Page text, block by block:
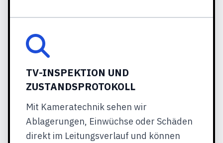
TV-INSPEKTION UND
ZUSTANDSPROTOKOLL
Mit Kameratechnik sehen wir
Ablagerungen, Einwüchse oder Schäden
direkt im Leitungsverlauf und können